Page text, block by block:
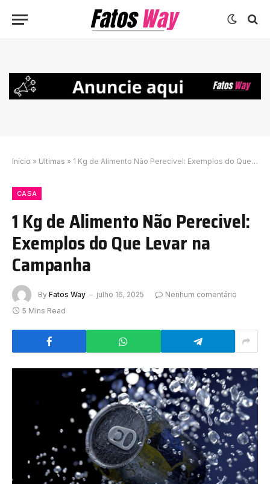
Início » Ultimas » 1 Kg de Alimento Não Perecivel: Exemplos do Que Levar na Campanha
CASA
1 Kg de Alimento Não Perecivel:
Exemplos do Que Levar na
Campanha
By Fatos Way julho 16, 2025
Nenhum comentário
5 Mins Read